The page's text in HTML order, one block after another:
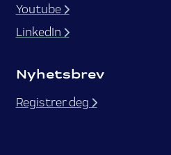
Youtube
LinkedIn
Nyhetsbrev
Registrer deg